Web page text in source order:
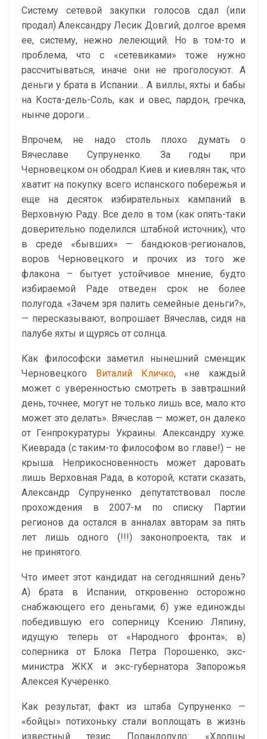
Систему сетевой закупки голосов сдал (или
продал) Александру Лесик Довгий, долгое время
ее, систему, нежно лелеющий. Но в том-то и
проблема, что с «сетевиками» тоже нужно
рассчитываться, иначе они не проголосуют. А
деньги у брата в Испании… А виллы, яхты и бабы
на Коста-дель-Соль, как и овес, пардон, гречка,
нынче дороги…
Впрочем, не надо столь плохо думать о
Вячеславе Супруненко. За годы при
Черновецком он ободрал Киев и киевлян так, что
хватит на покупку всего испанского побережья и
еще на десяток избирательных кампаний в
Верховную Раду. Все дело в том (как опять-таки
доверительно поделился штабной источник), что
в среде «бывших» — бандюков-регионалов,
воров Черновецкого и прочих из того же
флакона – бытует устойчивое мнение, будто
избираемой Раде отведен срок не более
полугода. «Зачем зря палить семейные деньги?»,
— пересказывают, вопрошает Вячеслав, сидя на
палубе яхты и щурясь от солнца.
Как философски заметил нынешний сменщик
Черновецкого Виталий Кличко, «не каждый
может с уверенностью смотреть в завтрашний
день, точнее, могут не только лишь все, мало кто
может это делать». Вячеслав — может, он далеко
от Генпрокуратуры Украины. Александру хуже.
Киеврада (с таким-то философом во главе!) – не
крыша. Неприкосновенность может даровать
лишь Верховная Рада, в которой, кстати сказать,
Александр Супруненко депутатствовал после
прохождения в 2007-м по списку Партии
регионов да остался в анналах авторам за пять
лет лишь одного (!!!) законопроекта, так и
не принятого.
Что имеет этот кандидат на сегодняшний день?
А) брата в Испании, откровенно осторожно
снабжающего его деньгами; б) уже единожды
победившую его соперницу Ксению Ляпину,
идущую теперь от «Народного фронта»; в)
соперника от Блока Петра Порошенко, экс-
министра ЖКХ и экс-губернатора Запорожья
Алексея Кучеренко.
Как результат, факт из штаба Супруненко —
«бойцы» потихоньку стали воплощать в жизнь
известный тезис Попандопуло: «Хлопцы